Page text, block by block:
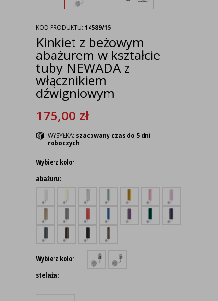
KOD PRODUKTU: 14589/15
Kinkiet z beżowym
abażurem w kształcie
tuby NEWADA z
włącznikiem
dźwigniowym
175,00 zł
WYSYŁKA: szacowany czas do 5 dni
roboczych
Wybierz kolor
abażuru:
Wybierz kolor
stelaża: